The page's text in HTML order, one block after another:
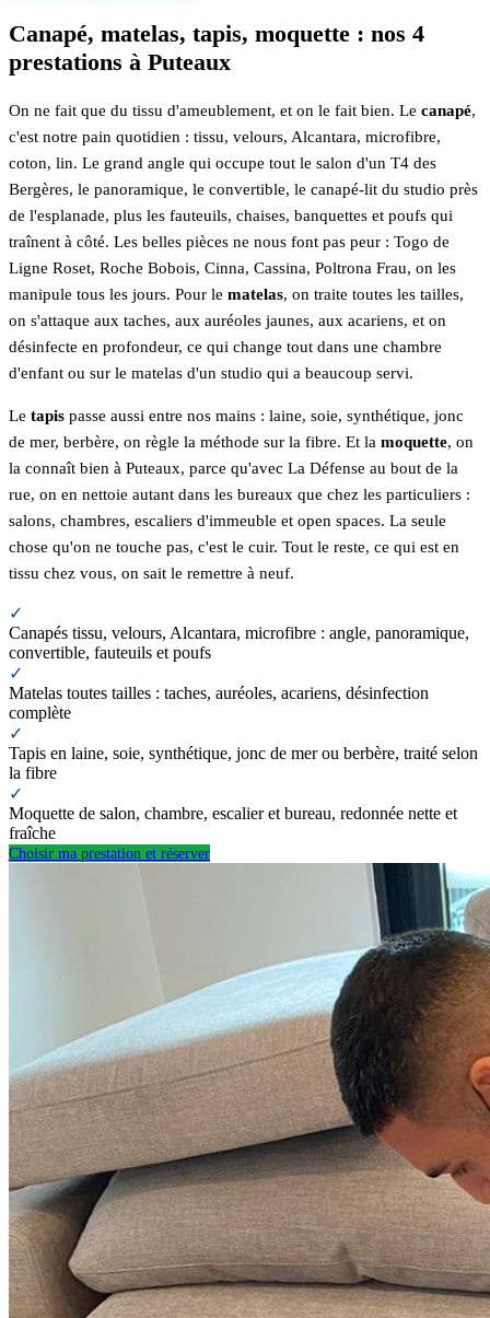
Canapé, matelas, tapis, moquette : nos 4
prestations à Puteaux
On ne fait que du tissu d'ameublement, et on le fait bien. Le canapé,
c'est notre pain quotidien : tissu, velours, Alcantara, microfibre,
coton, lin. Le grand angle qui occupe tout le salon d'un T4 des
Bergères, le panoramique, le convertible, le canapé-lit du studio près
de l'esplanade, plus les fauteuils, chaises, banquettes et poufs qui
traînent à côté. Les belles pièces ne nous font pas peur : Togo de
Ligne Roset, Roche Bobois, Cinna, Cassina, Poltrona Frau, on les
manipule tous les jours. Pour le matelas, on traite toutes les tailles,
on s'attaque aux taches, aux auréoles jaunes, aux acariens, et on
désinfecte en profondeur, ce qui change tout dans une chambre
d'enfant ou sur le matelas d'un studio qui a beaucoup servi.
Le tapis passe aussi entre nos mains : laine, soie, synthétique, jonc
de mer, berbère, on règle la méthode sur la fibre. Et la moquette, on
la connaît bien à Puteaux, parce qu'avec La Défense au bout de la
rue, on en nettoie autant dans les bureaux que chez les particuliers :
salons, chambres, escaliers d'immeuble et open spaces. La seule
chose qu'on ne touche pas, c'est le cuir. Tout le reste, ce qui est en
tissu chez vous, on sait le remettre à neuf.
✓
Canapés tissu, velours, Alcantara, microfibre : angle, panoramique,
convertible, fauteuils et poufs
✓
Matelas toutes tailles : taches, auréoles, acariens, désinfection
complète
✓
Tapis en laine, soie, synthétique, jonc de mer ou berbère, traité selon
la fibre
✓
Moquette de salon, chambre, escalier et bureau, redonnée nette et
fraîche
Choisir ma prestation et réserver